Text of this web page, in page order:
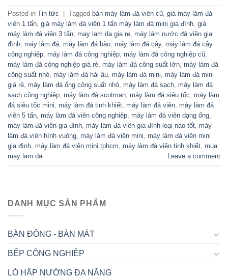
Posted in Tin tức Tagged bán máy làm đá viên cũ, giá máy làm đá
viên 1 tấn, giá máy làm đá viên 1 tấn máy làm đá mini gia đình, giá
máy làm đá viên 3 tấn, may lam da gia re, máy làm nước đá viên gia
đình, máy làm đá, máy làm đá bào, máy làm đá cây, máy làm đá cây
công nghiệp, máy làm đá công nghiệp, máy làm đá công nghiệp cũ,
máy làm đá công nghiệp giá rẻ, máy làm đá công suất lớn, máy làm đá
công suất nhỏ, máy làm đá hải âu, máy làm đá mini, máy làm đá mini
giá rẻ, máy làm đá ống công suất nhỏ, máy làm đá sạch, máy làm đá
sạch công nghiệp, máy làm đá scotman, máy làm đá siêu tốc, máy làm
đá siêu tốc mini, máy làm đá tinh khiết, máy làm đá viên, máy làm đá
viên 5 tấn, máy làm đá viên công nghiệp, máy làm đá viên dạng ống,
máy làm đá viên gia đình, máy làm đá viên gia đình loại nào tốt, máy
làm đá viên hình vuông, máy làm đá viên mini, máy làm đá viên mini
gia đình, máy làm đá viên mini tphcm, máy làm đá viên tinh khiết, mua
may lam da
Leave a comment
DANH MỤC SẢN PHẨM
BÀN ĐÔNG - BÀN MÁT
BẾP CÔNG NGHIỆP
LÒ HẤP NƯỚNG ĐA NĂNG